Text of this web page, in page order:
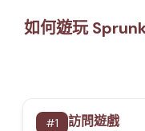
如何遊玩
#1 訪問遊戲